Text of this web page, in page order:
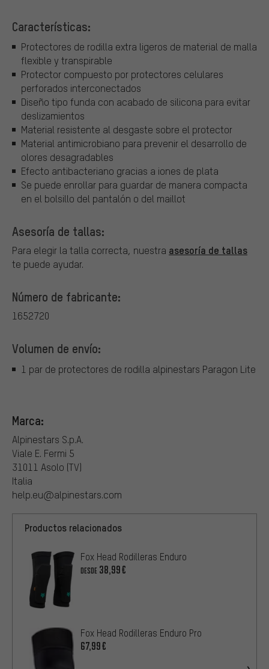
Características:
Protectores de rodilla extra ligeros de material de malla
flexible y transpirable
Protector compuesto por protectores celulares
perforados interconectados
Diseño tipo funda con acabado de silicona para evitar
deslizamientos
Material resistente al desgaste sobre el protector
Material antimicrobiano para prevenir el desarrollo de
olores desagradables
Efecto antibacteriano gracias a iones de plata
Se puede enrollar para guardar de manera compacta
en el bolsillo del pantalón o del maillot
Asesoría de tallas:
Para elegir la talla correcta, nuestra asesoría de tallas
te puede ayudar.
Número de fabricante:
1652720
Volumen de envío:
1 par de protectores de rodilla alpinestars Paragon Lite
Marca:
Alpinestars S.p.A.
Viale E. Fermi 5
31011 Asolo (TV)
Italia
help.eu@alpinestars.com
Productos relacionados
Fox Head Rodilleras Enduro
DESDE 38,99€
Fox Head Rodilleras Enduro Pro
67,99€